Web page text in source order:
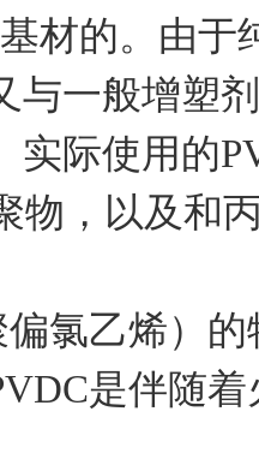
材的。由
与一般增塑
实际使用的
物，以及和
乙烯）的
是伴随